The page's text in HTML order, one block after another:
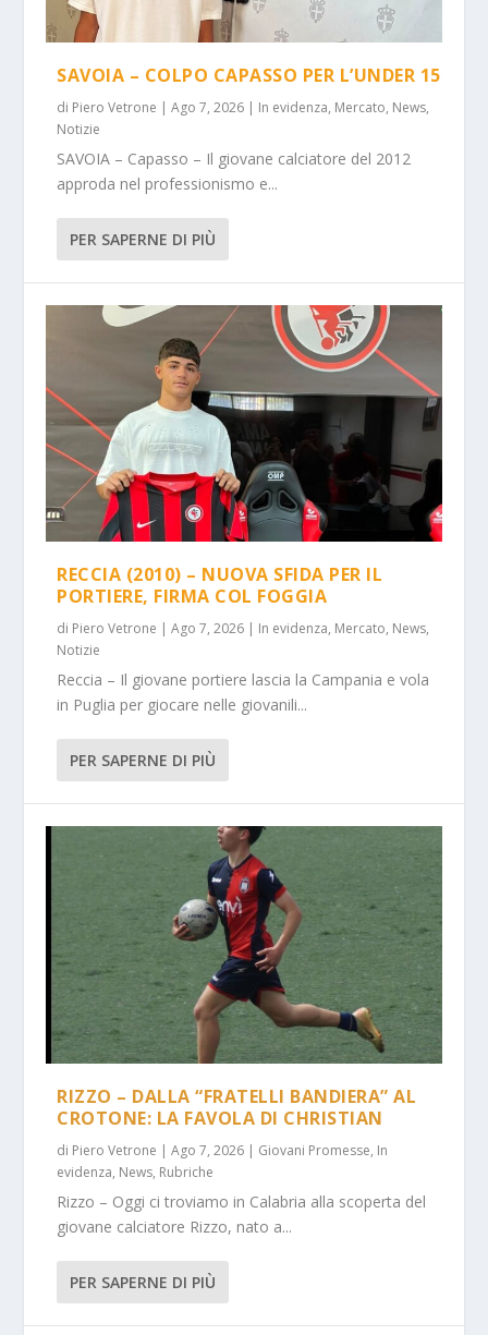
SAVOIA – COLPO CAPASSO PER L’UNDER 15
di Piero Vetrone |Ago 7, 2026 | In evidenza, Mercato, News,
Notizie
SAVOIA – Capasso – Il giovane calciatore del 2012
approda nel professionismo e...
PER SAPERNE DI PIÙ
RECCIA (2010) – NUOVA SFIDA PER IL
PORTIERE, FIRMA COL FOGGIA
di Piero Vetrone |Ago 7, 2026 | In evidenza, Mercato, News,
Notizie
Reccia – Il giovane portiere lascia la Campania e vola
in Puglia per giocare nelle giovanili...
PER SAPERNE DI PIÙ
RIZZO – DALLA “FRATELLI BANDIERA” AL
CROTONE: LA FAVOLA DI CHRISTIAN
di Piero Vetrone |Ago 7, 2026 | Giovani Promesse, In
evidenza, News, Rubriche
Rizzo – Oggi ci troviamo in Calabria alla scoperta del
giovane calciatore Rizzo, nato a...
PER SAPERNE DI PIÙ